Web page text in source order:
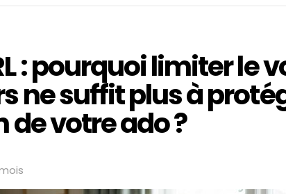
: pourquoi limiter le
ne suffit plus à
de votre ado ?